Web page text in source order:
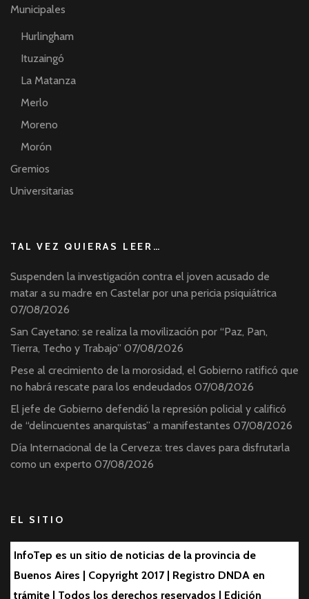
Municipales
Hurlingham
Ituzaingó
La Matanza
Merlo
Moreno
Morón
Gremios
Universitarias
TAL VEZ QUIERAS LEER…
Suspenden la investigación contra el joven acusado de
matar a su madre en Castelar por una pericia psiquiátrica
07/08/2026
San Cayetano: se realiza la movilización por “Paz, Pan,
Tierra, Techo y Trabajo” 07/08/2026
Pese al crecimiento de la morosidad, el Gobierno ratificó que
no habrá rescate para los endeudados 07/08/2026
El jefe de Gobierno defendió la represión policial y calificó
de “delincuentes anarquistas” a manifestantes 07/08/2026
Día Internacional de la Cerveza: tres claves para disfrutarla
como un experto 07/08/2026
EL SITIO
InfoTep es un sitio de noticias de la provincia de
Buenos Aires | Copyright 2017 | Registro DNDA en
trámite | Todos los derechos reservados | Edición